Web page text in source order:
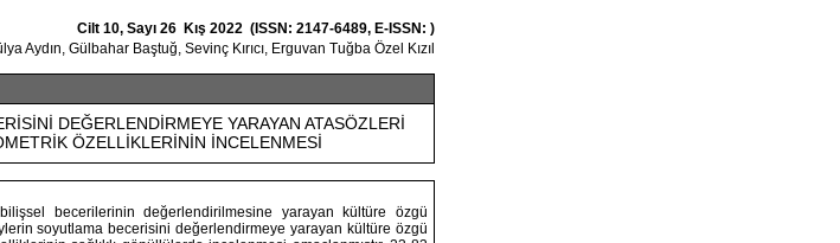
Cilt 10, Sayı 26 Kış 2022 (ISSN: 2147-6489, E-ISSN: )
Aydın, Gülbahar Baştuğ, Sevinç Kırıcı, Erguvan Tuğba Özel Kızıl
DEĞERLENDİRMEYE YARAYAN ATASÖZLERİ
ÖZELLİKLERİNİN İNCELENMESİ
becerilerinin değerlendirilmesine yarayan kültüre özgü
soyutlama becerisini değerlendirmeye yarayan kültüre özgü